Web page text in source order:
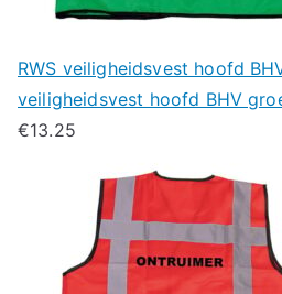
RWS veiligheidsvest hoofd
veiligheidsvest hoofd BHV
€13.25